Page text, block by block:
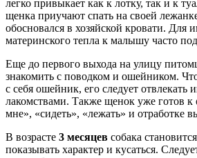
легко привыкает как к лотку, так и к
щенка приучают спать на своей
обосновался в хозяйской кровати. Для
материнского тепла к малышу часто
Еще до первого выхода на улицу
знакомить с поводком и ошейником.
с себя ошейник, его следует отвлекать
лакомствами. Также щенок уже готов
мне», «сидеть», «лежать» и отработке
В возрасте 3 месяцев собака
показывать характер и кусаться.